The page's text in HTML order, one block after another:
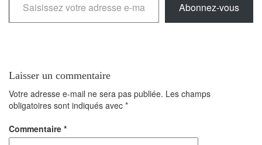
Abonnez-vous
Laisser un commentaire
Votre adresse e-mail ne sera pas publiée. Les champs
obligatoires sont indiqués avec *
Commentaire *